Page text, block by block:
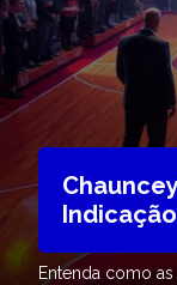
Entenda como